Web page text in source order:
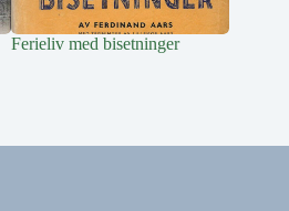
Ferieliv med bisetninger